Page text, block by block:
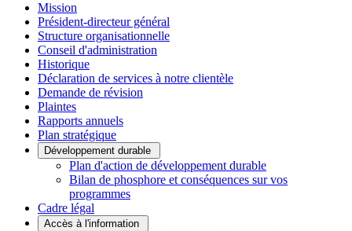
Mission
Président-directeur général
Structure organisationnelle
Conseil d'administration
Historique
Déclaration de services à notre clientèle
Demande de révision
Plaintes
Rapports annuels
Plan stratégique
Développement durable
Plan d'action de développement durable
Bilan de phosphore et conséquences sur vos
programmes
Cadre légal
Accès à l'information